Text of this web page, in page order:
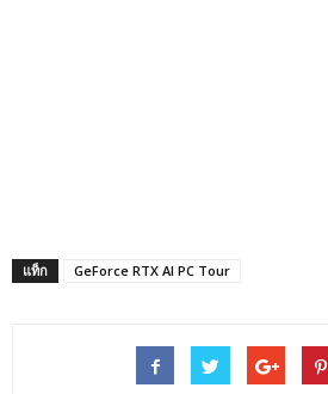
แท็ก GeForce RTX AI PC Tour